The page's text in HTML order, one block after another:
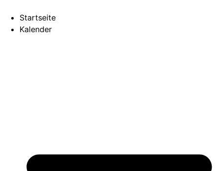
Startseite
Kalender